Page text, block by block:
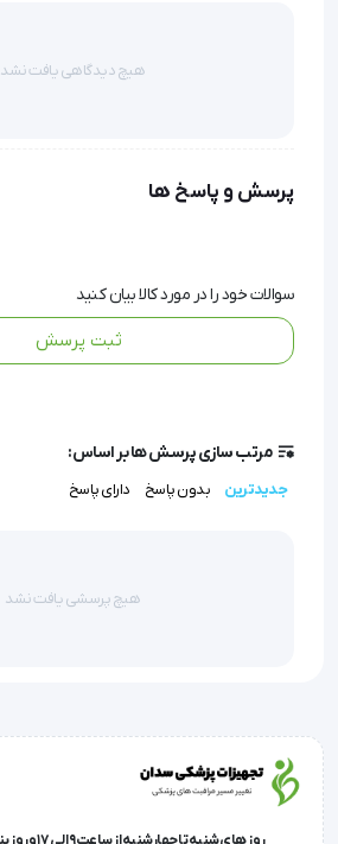
جراحی
و تورم تبخال
کاهش تورم
کاهش موقت سر درد
هیچ دیدگاهی یافت نشد
پرسش و پاسخ ها
سوالات خود را در مورد کالا بیان کنید
ثبت پرسش
مرتب سازی پرسش ها بر اساس:
جدیدترین بدون پاسخ دارای پاسخ
هیچ پرسشی یافت نشد
روز های شنبه تا چهارشنبه از ساعت 9 الی 17 و روز پنجشنبه ساعت 9 الی 13